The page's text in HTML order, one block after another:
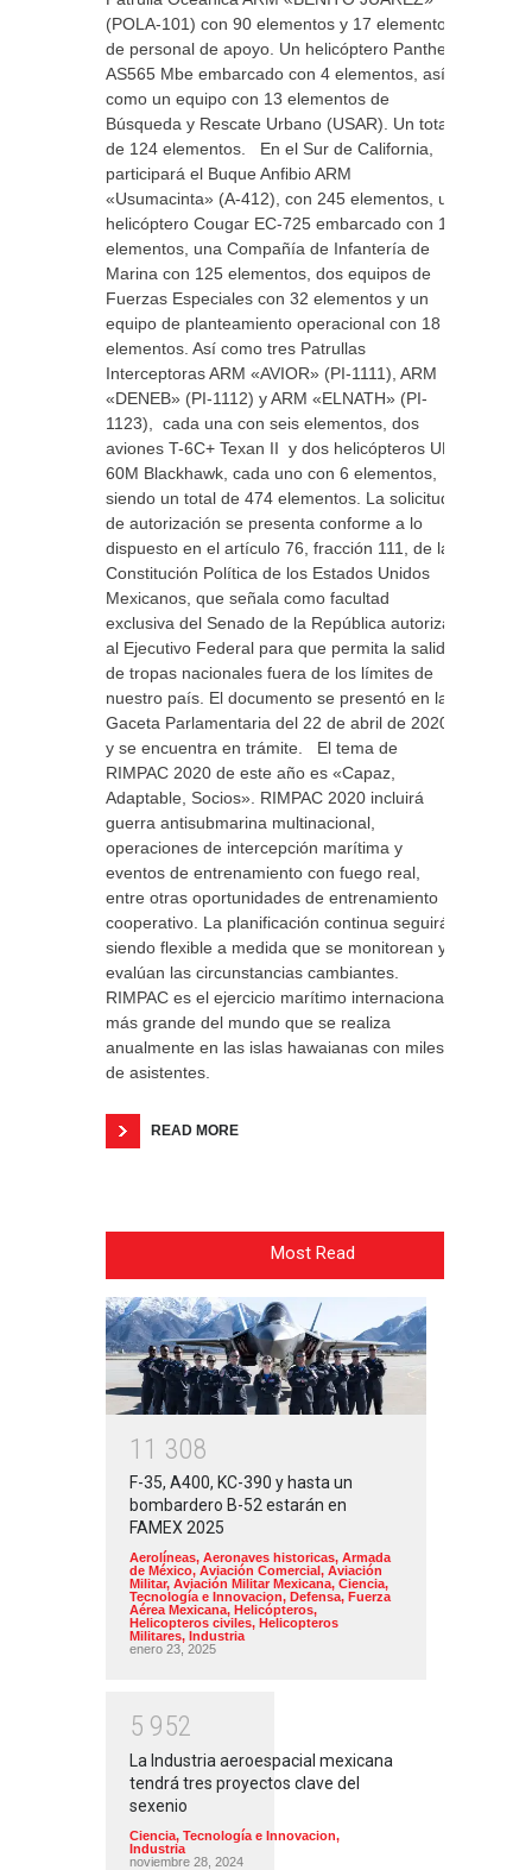
(POLA-101) con 90 elementos y 17 elementos
de personal de apoyo. Un helicóptero Panther
AS565 Mbe embarcado con 4 elementos, así
como un equipo con 13 elementos de
Búsqueda y Rescate Urbano (USAR). Un total
de 124 elementos. En el Sur de California,
participará el Buque Anfibio ARM
«Usumacinta» (A-412), con 245 elementos, un
helicóptero Cougar EC-725 embarcado con 12
elementos, una Compañía de Infantería de
Marina con 125 elementos, dos equipos de
Fuerzas Especiales con 32 elementos y un
equipo de planteamiento operacional con 18
elementos. Así como tres Patrullas
Interceptoras ARM «AVIOR» (PI-1111), ARM
«DENEB» (PI-1112) y ARM «ELNATH» (PI-
1123), cada una con seis elementos, dos
aviones T-6C+ Texan II y dos helicópteros UH-
60M Blackhawk, cada uno con 6 elementos,
siendo un total de 474 elementos. La solicitud
de autorización se presenta conforme a lo
dispuesto en el artículo 76, fracción 111, de la
Constitución Política de los Estados Unidos
Mexicanos, que señala como facultad
exclusiva del Senado de la República autorizar
al Ejecutivo Federal para que permita la salida
de tropas nacionales fuera de los límites de
nuestro país. El documento se presentó en la
Gaceta Parlamentaria del 22 de abril de 2020,
y se encuentra en trámite. El tema de
RIMPAC 2020 de este año es «Capaz,
Adaptable, Socios». RIMPAC 2020 incluirá
guerra antisubmarina multinacional,
operaciones de intercepción marítima y
eventos de entrenamiento con fuego real,
entre otras oportunidades de entrenamiento
cooperativo. La planificación continua seguirá
siendo flexible a medida que se monitorean y
evalúan las circunstancias cambiantes.
RIMPAC es el ejercicio marítimo internacional
más grande del mundo que se realiza
anualmente en las islas hawaianas con miles
de asistentes.
READ MORE
Most Read
1 1 308
F-35, A400, KC-390 y hasta un
bombardero B-52 estarán en
FAMEX 2025
Aerolíneas, Aeronaves historicas, Armada
de México, Aviación Comercial, Aviación
Militar, Aviación Militar Mexicana, Ciencia,
Tecnología e Innovacion, Defensa, Fuerza
Aérea Mexicana, Helicópteros,
Helicopteros civiles, Helicopteros
Militares, Industria
enero 23, 2025
5 952
La Industria aeroespacial mexicana
tendrá tres proyectos clave del
sexenio
Ciencia, Tecnología e Innovacion,
Industria
noviembre 28, 2024